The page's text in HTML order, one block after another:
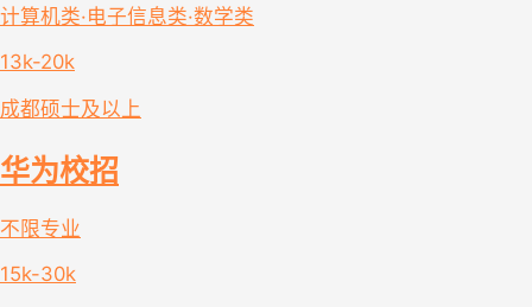
计算机类·电子信息类·数学类
13k-20k
成都硕士及以上
华为校招
不限专业
15k-30k